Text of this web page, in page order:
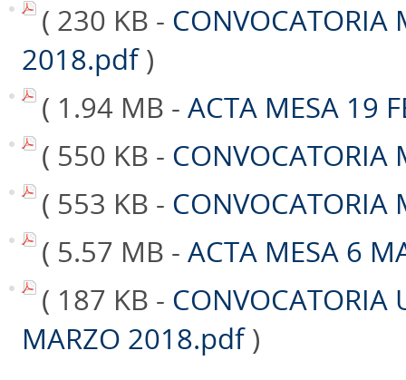
( 230 KB - CONVOCATORIA
2018.pdf)
( 1.94 MB - ACTA MESA 19
( 550 KB -
( 553 KB -
( 5.57 MB - ACTA MESA 6
( 187 KB - CONVOCATORIA
MARZO 2018.pdf)